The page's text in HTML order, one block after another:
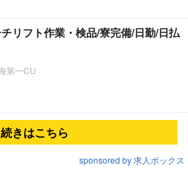
リフト作業・検品/寮完備/日勤/日払
第一CU
続きはこちら
sponsored by 求人ボックス